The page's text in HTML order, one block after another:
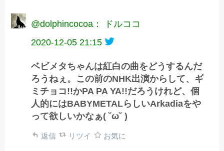
@dolphincocoa： ドルココ
2020-12-05 21:15
ベビメタちゃんは紅白の曲をどうするんだ
ろうねぇ。この前のNHK出演からして、ギ
ミチョコ!!かPA PA YA!!だろうけれど、個
人的にはBABYMETALらしいArkadiaをや
って欲しいかなぁ( ˘ω˘ )
返信 リツイ お気に